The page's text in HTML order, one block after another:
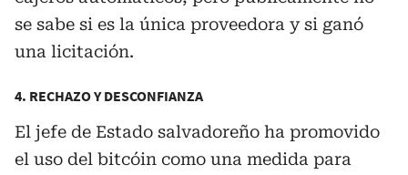
se sabe si es la única proveedora y si ganó
una licitación.
4. RECHAZO Y DESCONFIANZA
El jefe de Estado salvadoreño ha promovido
el uso del bitcóin como una medida para